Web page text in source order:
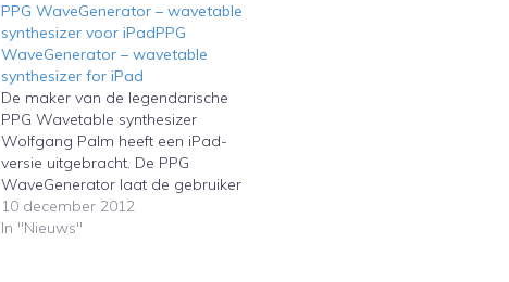
PPG WaveGenerator – wavetable
synthesizer voor iPadPPG
WaveGenerator – wavetable
synthesizer for iPad
De maker van de legendarische
PPG Wavetable synthesizer
Wolfgang Palm heeft een iPad-
versie uitgebracht. De PPG
WaveGenerator laat de gebruiker
zijn eigen golfvormen maken. Deze
app is al een paar maanden uit,
10 december 2012
In "Nieuws"